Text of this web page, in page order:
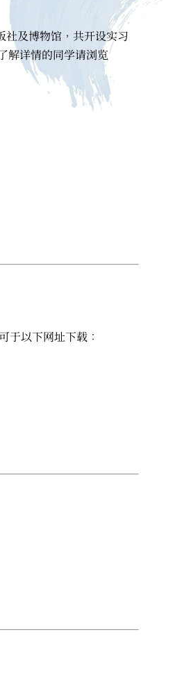
及博物馆，共开设实习
解详情的同学请浏览
于以下网址下载：